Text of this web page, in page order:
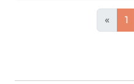
« 1